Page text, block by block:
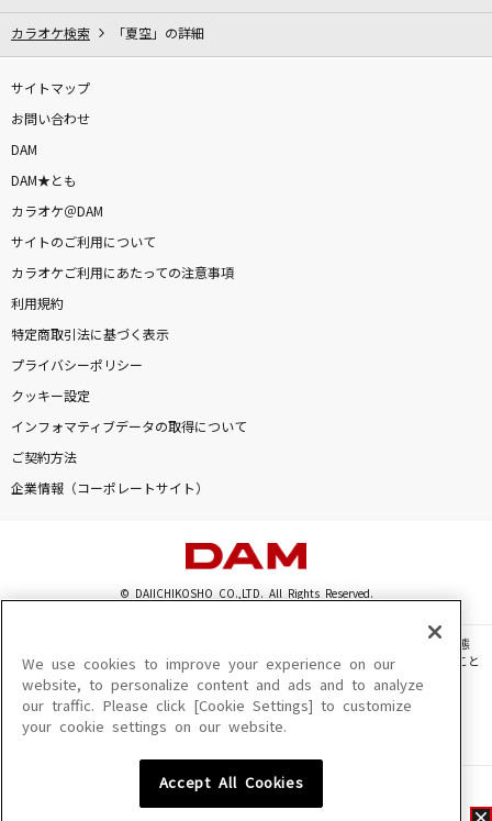
カラオケ検索 「夏空」の詳細
サイトマップ
お問い合わせ
DAM
DAM★とも
カラオケ＠DAM
サイトのご利用について
カラオケご利用にあたっての注意事項
利用規約
特定商取引法に基づく表示
プライバシーポリシー
クッキー設定
インフォマティブデータの取得について
ご契約方法
企業情報（コーポレートサイト）
© DAIICHIKOSHO CO.,LTD. All Rights Reserved.
このサイトに掲載されている一切の文章・画像・写真・動画・音声等を、手段や形態
を問わず、著作権法の定める範囲を超えて無断で複製、転載、ファイル化などすること
を禁じます。
楽曲及びコンテンツは、機種によりご利用いただけない場合があります。
楽曲及びコンテンツの配信日、配信内容が変更になる場合があります。
We use cookies to improve your experience on our
website, to personalize content and ads and to analyze
our traffic. Please click [Cookie Settings] to customize
your cookie settings on our website.
Accept All Cookies